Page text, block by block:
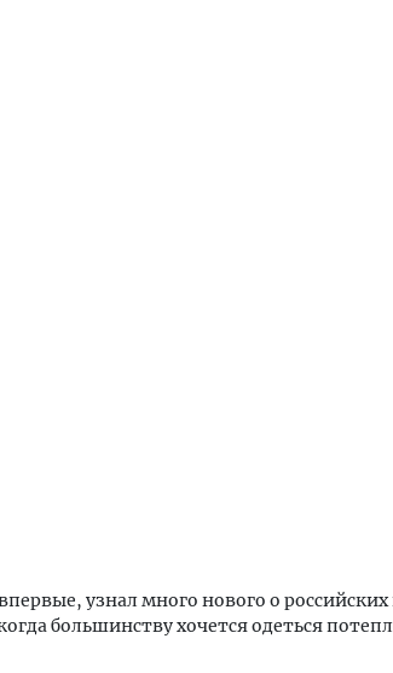
узнал много нового о
большинству хочется одеться